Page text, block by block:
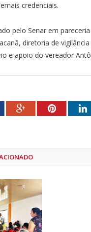
credenciais.
pelo Senar em
diretoria de
e apoio do vereador
Google+Pinterest